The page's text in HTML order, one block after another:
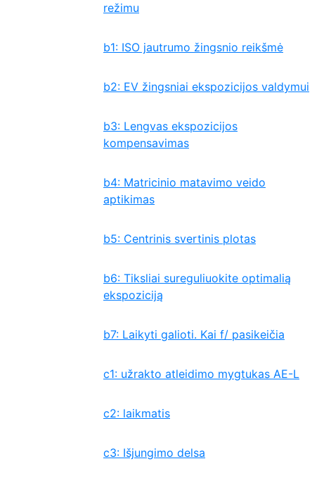
režimu
b1: ISO jautrumo žingsnio reikšmė
b2: EV žingsniai ekspozicijos valdymui
b3: Lengvas ekspozicijos
kompensavimas
b4: Matricinio matavimo veido
aptikimas
b5: Centrinis svertinis plotas
b6: Tiksliai sureguliuokite optimalią
ekspoziciją
b7: Laikyti galioti. Kai f/ pasikeičia
c1: užrakto atleidimo mygtukas AE-L
c2: laikmatis
c3: Išjungimo delsa